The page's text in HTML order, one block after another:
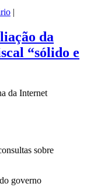
|
da
“sólido e
da Internet
governo